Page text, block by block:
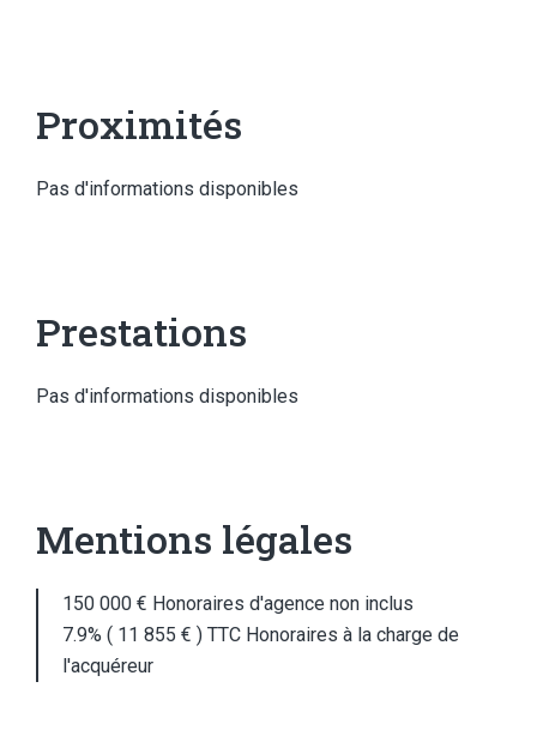
Proximités
Pas d'informations disponibles
Prestations
Pas d'informations disponibles
Mentions légales
150 000 € Honoraires d'agence non inclus
7.9% ( 11 855 € ) TTC Honoraires à la charge de
l'acquéreur